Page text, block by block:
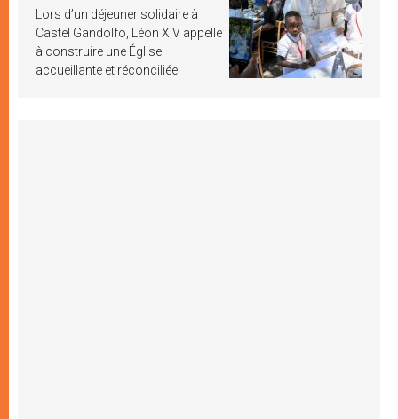
Lors d’un déjeuner solidaire à
Castel Gandolfo, Léon XIV appelle
à construire une Église
accueillante et réconciliée